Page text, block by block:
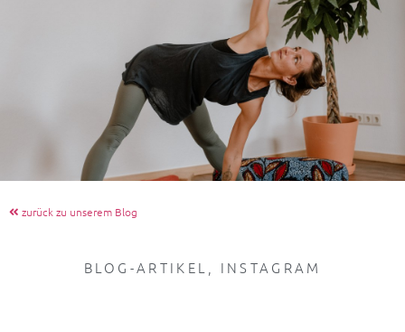
zurück zu unserem Blog
BLOG-ARTIKEL, INSTAGRAM